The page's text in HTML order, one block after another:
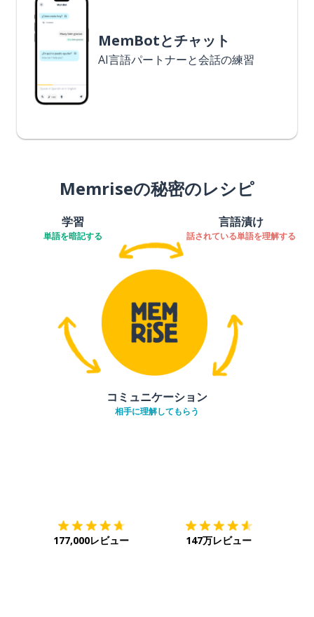
MemBotとチャット
AI言語パートナーと会話の練習
Memriseの秘密のレシピ
学習
単語を暗記する
言語漬け
話されている単語を理解する
コミュニケーション
相手に理解してもらう
177,000レビュー 147万レビュー